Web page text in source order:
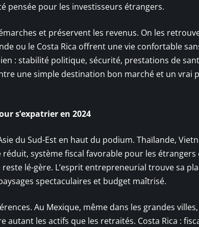
pensée pour les investisseurs étrangers.
et préservent les revenus. On les
ou le Costa Rica offrent une vie confortable
: stabilité politique, sécurité, prestations de
une simple destination bon marché et un vrai
s’expatrier en 2024
du Sud-Est en haut du podium. Thaïlande,
système fiscal favorable pour les étrangers
lé-gère. L’esprit entrepreneurial trouve sa
spectaculaires et budget maîtrisé.
Au Mexique, même dans les grandes
autant les actifs que les retraités. Costa Rica :